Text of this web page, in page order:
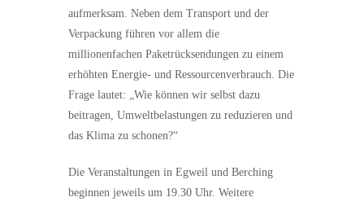
aufmerksam. Neben dem Transport und der
Verpackung führen vor allem die
millionenfachen Paketrücksendungen zu einem
erhöhten Energie- und Ressourcenverbrauch. Die
Frage lautet: „Wie können wir selbst dazu
beitragen, Umweltbelastungen zu reduzieren und
das Klima zu schonen?“
Die Veranstaltungen in Egweil und Berching
beginnen jeweils um 19.30 Uhr. Weitere